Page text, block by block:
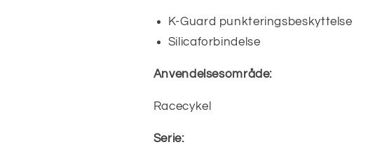
K-Guard punkteringsbeskyttelse
Silicaforbindelse
Anvendelsesområde:
Racecykel
Serie: